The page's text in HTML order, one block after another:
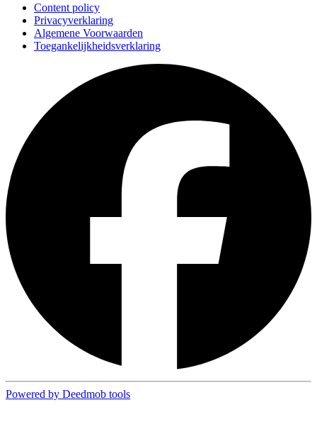
Content policy
Privacyverklaring
Algemene Voorwaarden
Toegankelijkheidsverklaring
Powered by Deedmob tools